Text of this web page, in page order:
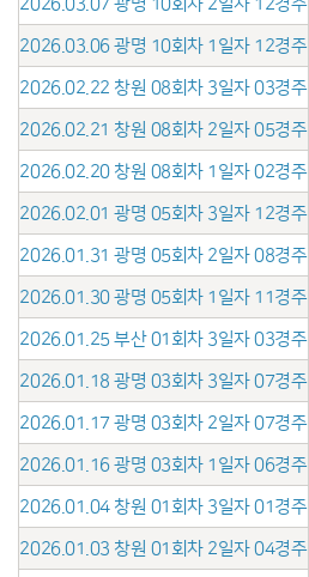
2026.03.06 광명 10회차 1일자 12경주
2026.02.22 창원 08회차 3일자 03경주
2026.02.21 창원 08회차 2일자 05경주
2026.02.20 창원 08회차 1일자 02경주
2026.02.01 광명 05회차 3일자 12경주
2026.01.31 광명 05회차 2일자 08경주
2026.01.30 광명 05회차 1일자 11경주
2026.01.25 부산 01회차 3일자 03경주
2026.01.18 광명 03회차 3일자 07경주
2026.01.17 광명 03회차 2일자 07경주
2026.01.16 광명 03회차 1일자 06경주
2026.01.04 창원 01회차 3일자 01경주
2026.01.03 창원 01회차 2일자 04경주